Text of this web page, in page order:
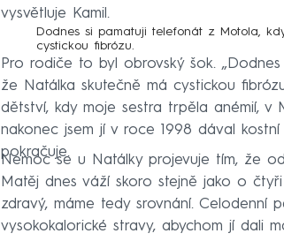
vysvětluje Kamil.
Dodnes si pamatuji telefonát z Motola,
cystickou fibrózu.
Pro rodiče to byl obrovský šok.
že Natálka skutečně má cystickou
dětství, kdy moje sestra trpěla anémií, v
nakonec jsem jí v roce 1998 dával
pokračuje.
Nemoc se u Natálky projevuje tím, že
Matěj dnes váží skoro stejně jako o
zdravý, máme tedy srovnání. Celodenní
vysokokalorické stravy, abychom jí dali